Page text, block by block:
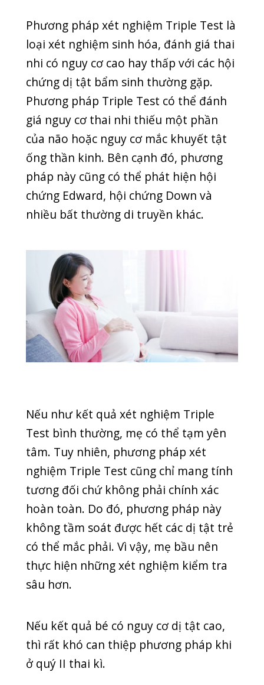
ở quý II thai kì.
Phương pháp sàng lọc trước sinh NIPT
Bên cạnh những phương pháp trên,
phương pháp sàng lọc trước sinh NIPT
được nhiều chuyên gia y tế quan tâm
và đánh giá cao. Phương pháp NIPT
phân tích ADN thai nhi trong máu mẹ
để chuẩn đoán dị tật bẩm sinh. Trong
tất cả các phương pháp, đây là phương
pháp xét nghiệm hiện đại, có độ chính
xác cao nhất. Phương pháp xét nghiệm
NIPT có thể thực hiện ngay từ tuần
Độ chính xác của phương pháp này lên
tới 99%, phát hiện được tất cả loại bất
thường thai nhi có nguy cơ mắc phải.
Thời gian trả kết quả của phương pháp
này rất nhanh, thời gian có thể thực
hiện phương pháp rất sớm (từ tuần
thai thứ 10).
Do đó, bác sĩ có thể can thiệp giúp sức
khỏe thai nhi tốt hơn khi phát hiện
nguy cơ dị tật kịp thời. Độ chính xác
tâm hơn về sức khỏe của thai nhi.
Phương pháp xét nghiệm thường quy